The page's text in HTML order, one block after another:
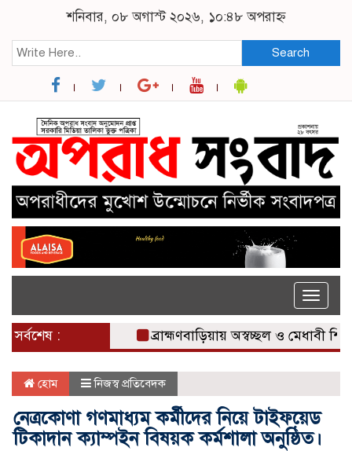
শনিবার, ০৮ অগাস্ট ২০২৬, ১০:৪৮ অপরাহ্ন
Search
Toggle
সর্বশেষ : ব্রাহ্মণবাড়িয়ায় অস্বচ্ছল ও মেধাবী
হোম নিজস্ব প্রতিবেদক
নেত্রকোণা গণমাধ্যম কর্মীদের নিয়ে টাইফয়েড
টিকাদান ক্যাম্পইন বিষয়ক কর্মশালা অনুষ্ঠিত।